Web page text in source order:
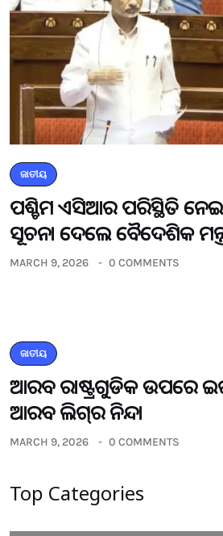
ଜାତୀୟ
ପଶ୍ଚିମ ଏସିଆର ପରିସ୍ଥିତି
ସୂଚନା ଦେଲେ ବୈଦେଶିକ
MARCH 9, 2026 0 COMMENTS
ଜାତୀୟ
ଆରବ ରାଷ୍ଟ୍ରଗୁଡିକ ଉପରେ
ଆରବ ଲିଗ୍‌ର ନିନ୍ଦା
MARCH 9, 2026 0 COMMENTS
Top Categories